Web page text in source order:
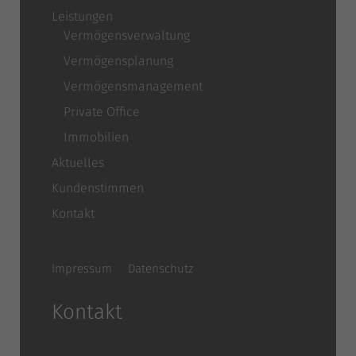
Leistungen
Vermögensverwaltung
Vermögensplanung
Vermögensmanagement
Private Office
Immobilien
Aktuelles
Kundenstimmen
Kontakt
Impressum Datenschutz
Kontakt